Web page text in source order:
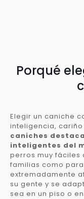
Porqué
Elegir un caniche
inteligencia,
caniches
inteligentes del
perros muy fáciles
familias como
extremadamente
su gente y se
sea en un piso o